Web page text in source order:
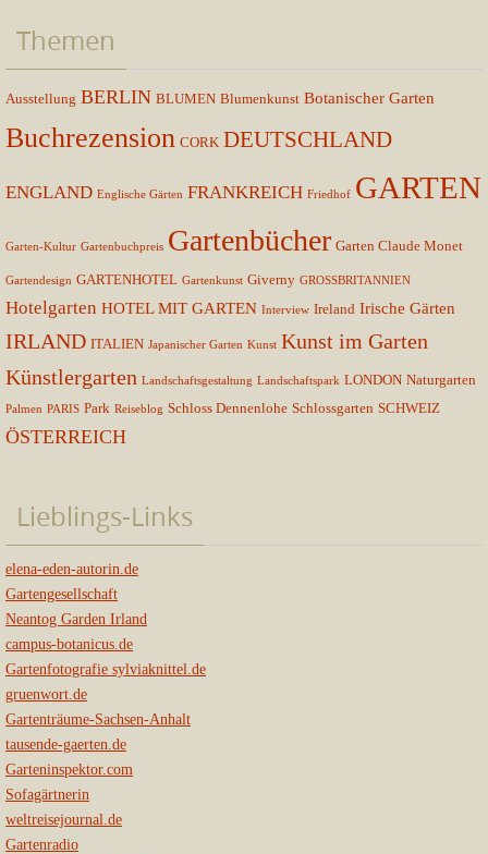
Themen
Ausstellung BERLIN BLUMEN Blumenkunst Botanischer Garten
Buchrezension CORK DEUTSCHLAND
ENGLAND Englische Gärten FRANKREICH Friedhof GARTEN
Garten-Kultur Gartenbuchpreis Gartenbücher Garten Claude Monet
Gartendesign GARTENHOTEL Gartenkunst Giverny GROSSBRITANNIEN
Hotelgarten HOTEL MIT GARTEN Interview Ireland Irische Gärten
IRLAND ITALIEN Japanischer Garten Kunst Kunst im Garten
Künstlergarten Landschaftsgestaltung Landschaftspark LONDON Naturgarten
Palmen PARIS Park Reiseblog Schloss Dennenlohe Schlossgarten SCHWEIZ
ÖSTERREICH
Lieblings-Links
elena-eden-autorin.de
Gartengesellschaft
Neantog Garden Irland
campus-botanicus.de
Gartenfotografie sylviaknittel.de
gruenwort.de
Gartenträume-Sachsen-Anhalt
tausende-gaerten.de
Garteninspektor.com
Sofagärtnerin
weltreisejournal.de
Gartenradio